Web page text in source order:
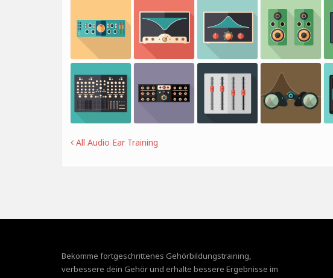
All Audio Ear Training
Bekomme fortgeschrittenes Gehörbildungstraining,
verbessere dein Gehör und erhalte bessere Ergebnisse im